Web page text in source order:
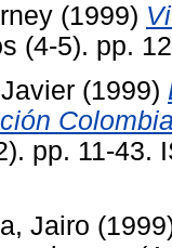
(1999)
(4-5). pp.
(1999)
pp. 11-43.
Jairo